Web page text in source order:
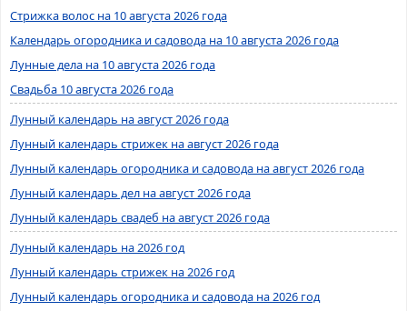
Стрижка волос на 10 августа 2026 года
Календарь огородника и садовода на 10 августа 2026 года
Лунные дела на 10 августа 2026 года
Свадьба 10 августа 2026 года
Лунный календарь на август 2026 года
Лунный календарь стрижек на август 2026 года
Лунный календарь огородника и садовода на август 2026 года
Лунный календарь дел на август 2026 года
Лунный календарь свадеб на август 2026 года
Лунный календарь на 2026 год
Лунный календарь стрижек на 2026 год
Лунный календарь огородника и садовода на 2026 год